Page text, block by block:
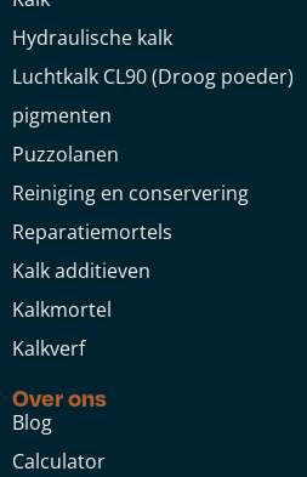
Hydraulische kalk
Luchtkalk CL90 (Droog poeder)
pigmenten
Puzzolanen
Reiniging en conservering
Reparatiemortels
Kalk additieven
Kalkmortel
Kalkverf
Over ons
Blog
Calculator